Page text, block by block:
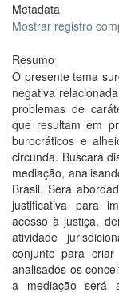
Metadata
Mostrar registro
Resumo
O presente tema
negativa
problemas de
que resultam em
burocráticos e
circunda. Buscará
mediação,
Brasil. Será
justificativa para
acesso à justiça,
atividade
conjunto para
analisados os
a mediação será